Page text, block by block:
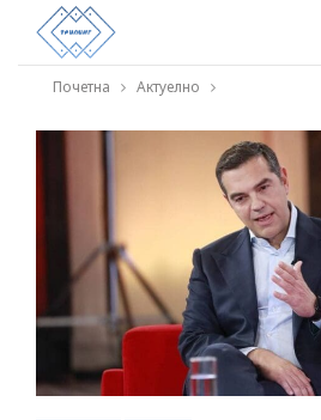
Почетна Актуелно